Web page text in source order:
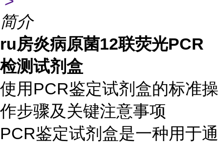
简介
ru房炎病原菌12联荧光PCR
检测试剂盒
使用PCR鉴定试剂盒的标准操
作步骤及关键注意事项
PCR鉴定试剂盒是一种用于通